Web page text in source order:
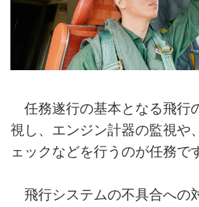
任務遂行の基本となる飛行
視し、エンジン計器の監視や
ェックなどを行うのが任務で
飛行システムの不具合への